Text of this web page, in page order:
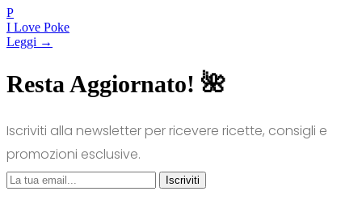
P
I Love Poke
Leggi →
Resta Aggiornato! 🌺
Iscriviti alla newsletter per ricevere ricette, consigli e
promozioni esclusive.
Iscriviti